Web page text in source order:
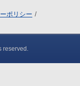
ポリシー
reserved.